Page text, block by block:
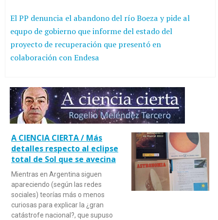
El PP denuncia el abandono del río Boeza y pide al
equpo de gobierno que informe del estado del
proyecto de recuperación que presentó en
colaboración con Endesa
A CIENCIA CIERTA / Más
detalles respecto al eclipse
total de Sol que se avecina
Mientras en Argentina siguen
apareciendo (según las redes
sociales) teorías más o menos
curiosas para explicar la ¿gran
catástrofe nacional?, que supuso